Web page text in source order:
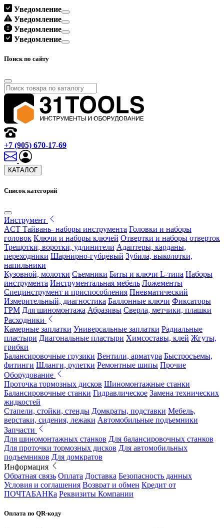
Уведомление
Уведомление
Уведомление
Уведомление
Поиск по сайту
+7 (905) 670-17-69
КАТАЛОГ
Список категорий
Инструмент
ACT Тайвань- наборы инструмента Головки и наборы
головок Ключи и наборы ключей Отвертки и наборы отверток
Трещотки, воротки, удлинители Адаптеры, карданы,
переходники Шарнирно-губцевый Зубила, выколотки,
напильники
Кузовной, молотки Съемники Биты и ключи L-типа Наборы
инструмента Инструментальная мебель Ложементы
Специнструмент и приспособления Пневматический
Измерительный, диагностика Баллонные ключи Фиксаторы
ГРМ Для шиномонтажа Абразивы Сверла, метчики, плашки
Расходники
Камерные заплатки Универсальные заплатки Радиальные
пластыри Диагональные пластыри Химсоставы, клей Жгуты,
грибки
Балансировочные грузики Вентили, арматура Быстросъемы,
фитинги Шланги, рулетки Ремонтные шипы Прочие
Оборудование
Проточка тормозных дисков Шиномонтажные станки
Балансировочные станки Гидравлическое Замена технических
жидкостей
Стапели, стойки, стенды Домкраты, подставки Мебель,
верстаки, сидения, лежаки Автомобильные подъемники
Запчасти
Для шиномонтажных станков Для балансировочных станков
Для проточки тормозных дисков Для автомобильных
подъемников Для домкратов
Информация
Обратная связь Оплата Доставка Безопасность данных
Условия и соглашения Возврат и обмен Кредит от
ПОЧТАБАНКа Реквизиты Компании
Оплата по QR-коду